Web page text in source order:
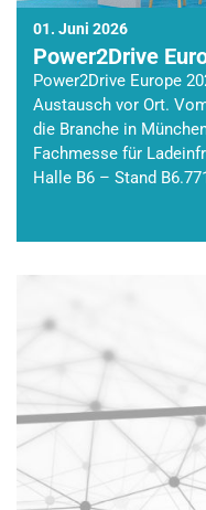
01. Juni 2026
Power2Drive
Power2Drive Europe
Austausch vor Ort.
die Branche in
Fachmesse für
Halle B6 – Stand